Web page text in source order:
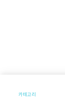
카테고리